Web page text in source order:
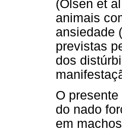
(Olsen et
animais
ansiedade
previstas
dos
O
do nado
em